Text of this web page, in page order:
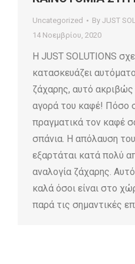
Uncategorized By JUST
14 Νοεμβρίου, 2020
Η JUST SOLUTIONS
κατασκευάζει
ζάχαρης, αυτό ακριβώς
αγορά του καφέ! Πόσο
πραγματικά τον καφέ
σπάνια. Η απόλαυση
εξαρτάται κατά πολύ
αναλογία ζάχαρης.
καλά όσοι είναι στο
παρά τις σημαντικές